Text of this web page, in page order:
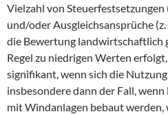
Vielzahl von Steuerfestsetzungen
und/oder Ausgleichsansprüche
die Bewertung landwirtschaftlich
Regel zu niedrigen Werten
signifikant, wenn sich die
insbesondere dann der Fall,
mit Windanlagen bebaut werden,